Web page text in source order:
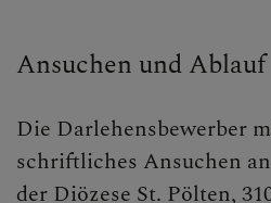
Ansuchen und Ablauf
Die Darlehensbewerber
schriftliches Ansuchen
der Diözese St. Pölten,